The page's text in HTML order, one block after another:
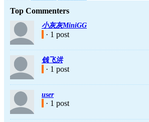
Top Commenters
小灰灰MiniGG
· 1 post
钱飞洪
· 1 post
user
· 1 post